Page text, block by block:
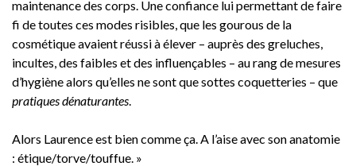
maintenance des corps. Une confiance lui permettant de faire
fi de toutes ces modes risibles, que les gourous de la
cosmétique avaient réussi à élever – auprès des greluches,
incultes, des faibles et des influençables – au rang de mesures
d’hygiène alors qu’elles ne sont que sottes coquetteries – que
pratiques dénaturantes
Alors Laurence est bien comme ça. A l’aise avec son anatomie
: étique/torve/touffue. »